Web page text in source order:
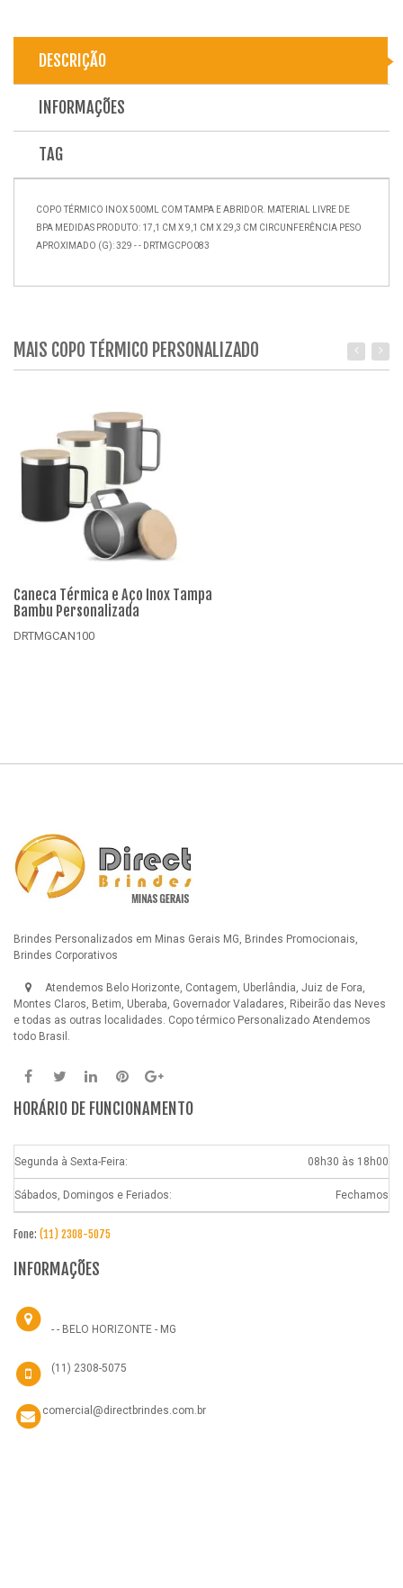
DESCRIÇÃO
INFORMAÇÕES
TAG
COPO TÉRMICO INOX 500ML COM TAMPA E ABRIDOR. MATERIAL LIVRE DE
BPA MEDIDAS PRODUTO: 17,1 CM X 9,1 CM X 29,3 CM CIRCUNFERÊNCIA PESO
APROXIMADO (G): 329 - - DRTMGCPO083
MAIS COPO TÉRMICO PERSONALIZADO
Caneca Térmica e Aço Inox Tampa
Bambu Personalizada
DRTMGCAN100
Brindes Personalizados em Minas Gerais MG, Brindes Promocionais,
Brindes Corporativos
Atendemos Belo Horizonte, Contagem, Uberlândia, Juiz de Fora,
Montes Claros, Betim, Uberaba, Governador Valadares, Ribeirão das Neves
e todas as outras localidades. Copo térmico Personalizado Atendemos
todo Brasil.
HORÁRIO DE FUNCIONAMENTO
Segunda à Sexta-Feira: 08h30 às 18h00
Sábados, Domingos e Feriados: Fechamos
Fone: (11) 2308-5075
INFORMAÇÕES
- - BELO HORIZONTE - MG
(11) 2308-5075
comercial@directbrindes.com.br